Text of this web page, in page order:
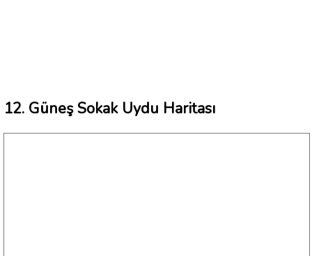
12. Güneş Sokak Uydu Haritası